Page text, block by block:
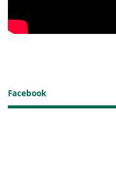
Facebook